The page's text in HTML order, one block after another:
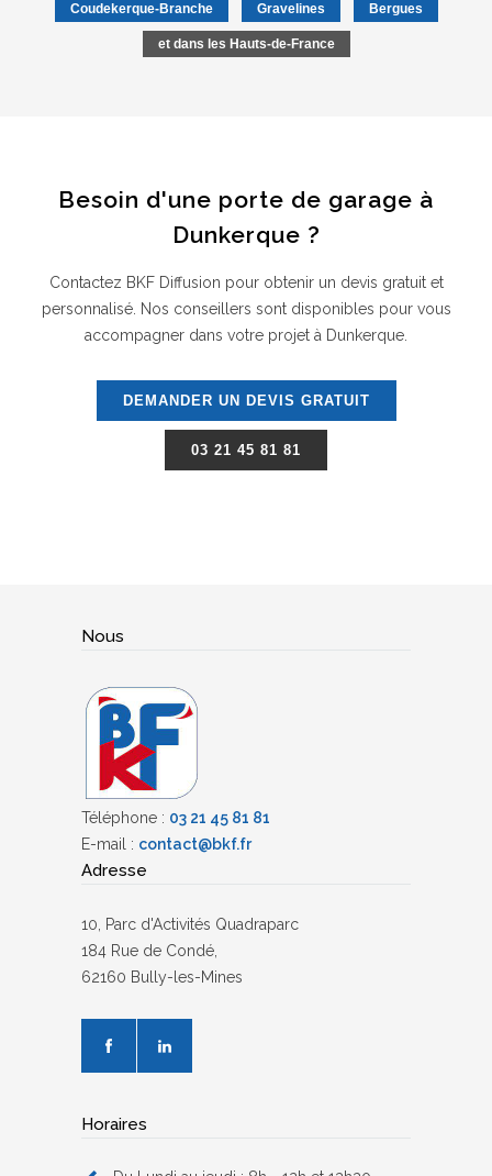
Coudekerque-Branche Gravelines Bergues
et dans les Hauts-de-France
Besoin d'une porte de garage à
Dunkerque ?
Contactez BKF Diffusion pour obtenir un devis gratuit et
personnalisé. Nos conseillers sont disponibles pour vous
accompagner dans votre projet à Dunkerque.
DEMANDER UN DEVIS GRATUIT
03 21 45 81 81
Nous
Téléphone : 03 21 45 81 81
E-mail : contact@bkf.fr
Adresse
10, Parc d'Activités Quadraparc
184 Rue de Condé,
62160 Bully-les-Mines
Horaires